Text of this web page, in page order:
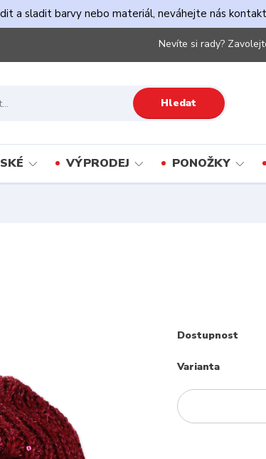
a sladit barvy nebo materiál, neváhejte nás
Hledat
Nevíte si rady?
VÝPRODEJ PONOŽKY
Dostupnost
Varianta